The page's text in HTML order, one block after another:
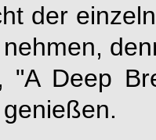
der
"A Deep